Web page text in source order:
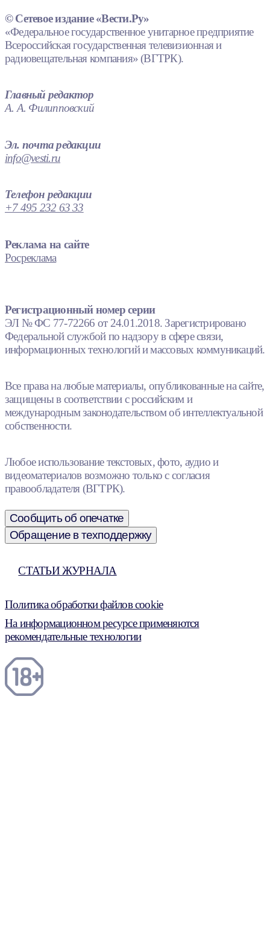
© Сетевое издание «Вести.Ру»
«Федеральное государственное унитарное предприятие
Всероссийская государственная телевизионная и
радиовещательная компания» (ВГТРК).
Главный редактор
А. А. Филипповский
Эл. почта редакции
info@vesti.ru
Телефон редакции
+7 495 232 63 33
Реклама на сайте
Росреклама
Регистрационный номер серии
ЭЛ № ФС 77-72266 от 24.01.2018. Зарегистрировано
Федеральной службой по надзору в сфере связи,
информационных технологий и массовых коммуникаций.
Все права на любые материалы, опубликованные на сайте,
защищены в соответствии с российским и
международным законодательством об интеллектуальной
собственности.
Любое использование текстовых, фото, аудио и
видеоматериалов возможно только с согласия
правообладателя (ВГТРК).
Сообщить об опечатке
Обращение в техподдержку
СТАТЬИ ЖУРНАЛА
Политика обработки файлов cookie
На информационном ресурсе применяются
рекомендательные технологии